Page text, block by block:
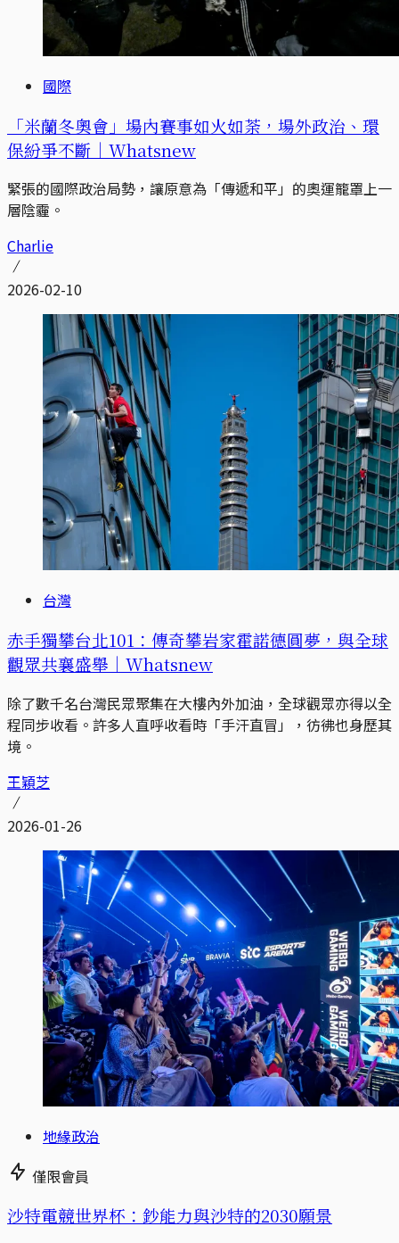
國際
「米蘭冬奧會」場內賽事如火如荼，場外政治、環
保紛爭不斷｜Whatsnew
緊張的國際政治局勢，讓原意為「傳遞和平」的奧運籠罩上一
層陰霾。
Charlie
2026-02-10
台灣
赤手獨攀台北101：傳奇攀岩家霍諾德圓夢，與全球
觀眾共襄盛舉｜Whatsnew
除了數千名台灣民眾聚集在大樓內外加油，全球觀眾亦得以全
程同步收看。許多人直呼收看時「手汗直冒」，彷彿也身歷其
境。
王穎芝
2026-01-26
地緣政治
僅限會員
沙特電競世界杯：鈔能力與沙特的2030願景